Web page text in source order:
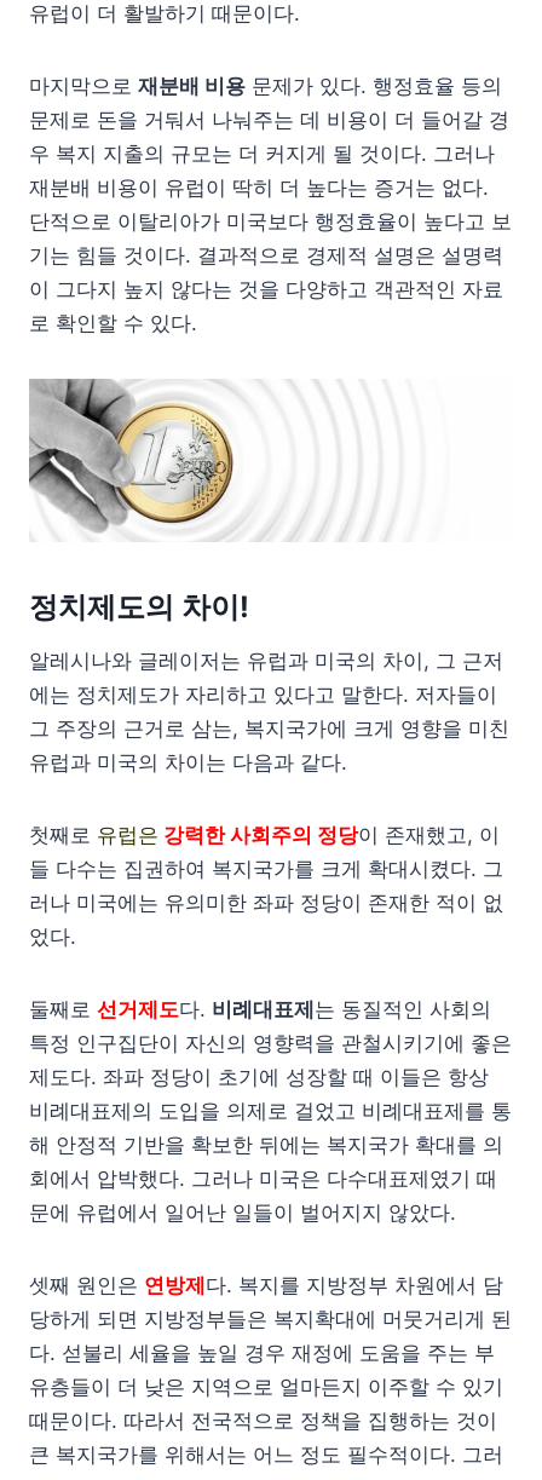
유럽이 더 활발하기 때문이다.
마지막으로 재분배 비용 문제가 있다. 행정효율 등의
문제로 돈을 거둬서 나눠주는 데 비용이 더 들어갈 경
우 복지 지출의 규모는 더 커지게 될 것이다. 그러나
재분배 비용이 유럽이 딱히 더 높다는 증거는 없다.
단적으로 이탈리아가 미국보다 행정효율이 높다고 보
기는 힘들 것이다. 결과적으로 경제적 설명은 설명력
이 그다지 높지 않다는 것을 다양하고 객관적인 자료
로 확인할 수 있다.
정치제도의 차이!
알레시나와 글레이저는 유럽과 미국의 차이, 그 근저
에는 정치제도가 자리하고 있다고 말한다. 저자들이
그 주장의 근거로 삼는, 복지국가에 크게 영향을 미친
유럽과 미국의 차이는 다음과 같다.
첫째로 유럽은 강력한 사회주의 정당이 존재했고, 이
들 다수는 집권하여 복지국가를 크게 확대시켰다. 그
러나 미국에는 유의미한 좌파 정당이 존재한 적이 없
었다.
둘째로 선거제도다. 비례대표제 는 동질적인 사회의
특정 인구집단이 자신의 영향력을 관철시키기에 좋은
제도다. 좌파 정당이 초기에 성장할 때 이들은 항상
비례대표제의 도입을 의제로 걸었고 비례대표제를 통
해 안정적 기반을 확보한 뒤에는 복지국가 확대를 의
회에서 압박했다. 그러나 미국은 다수대표제였기 때
문에 유럽에서 일어난 일들이 벌어지지 않았다.
셋째 원인은 연방제 다. 복지를 지방정부 차원에서 담
당하게 되면 지방정부들은 복지확대에 머뭇거리게 된
다. 섣불리 세율을 높일 경우 재정에 도움을 주는 부
유층들이 더 낮은 지역으로 얼마든지 이주할 수 있기
때문이다. 따라서 전국적으로 정책을 집행하는 것이
큰 복지국가를 위해서는 어느 정도 필수적이다. 그러